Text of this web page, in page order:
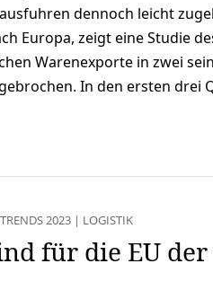
dennoch leicht
Europa, zeigt eine Studie
Warenexporte in zwei
In den ersten drei
TRENDS 2023| LOGISTIK
für die EU